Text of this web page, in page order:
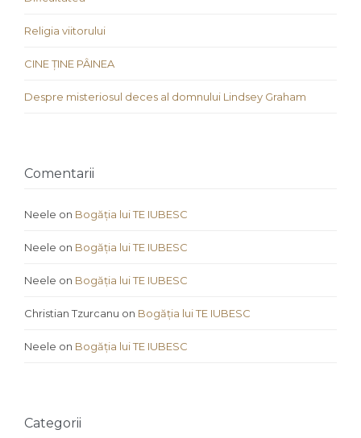
Religia viitorului
CINE ȚINE PÂINEA
Despre misteriosul deces al domnului Lindsey Graham
Comentarii
Neele on Bogăția lui TE IUBESC
Neele on Bogăția lui TE IUBESC
Neele on Bogăția lui TE IUBESC
Christian Tzurcanu on Bogăția lui TE IUBESC
Neele on Bogăția lui TE IUBESC
Categorii